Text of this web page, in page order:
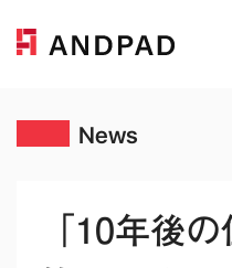
News
「10年後